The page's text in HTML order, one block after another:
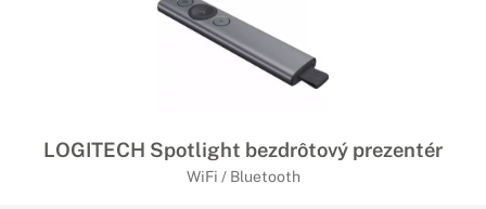
LOGITECH Spotlight bezdrôtový prezentér
WiFi / Bluetooth